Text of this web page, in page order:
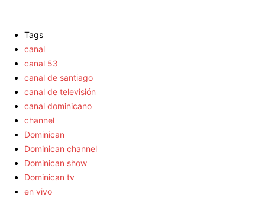
Tags
canal
canal 53
canal de santiago
canal de televisión
canal dominicano
channel
Dominican
Dominican channel
Dominican show
Dominican tv
en vivo